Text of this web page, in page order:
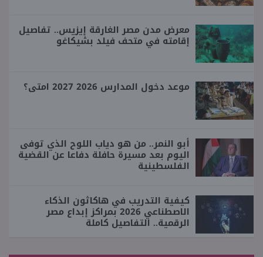
معرض مدن مصر الغارقة إيزيس.. تفاصيل
إقامته في متحف فيلد بشيكاغو
موعد دخول المدارس 2026 2027 امتى؟
أبو النمر.. من هو دياب اللوح الذي توفى
اليوم بعد مسيرة حافلة دفاعا عن القضية
الفلسطينية
كيفية التدريب في هاكاثون الذكاء
الاصطناعي 2026 بمراكز إبداع مصر
الرقمية.. التفاصيل كاملة